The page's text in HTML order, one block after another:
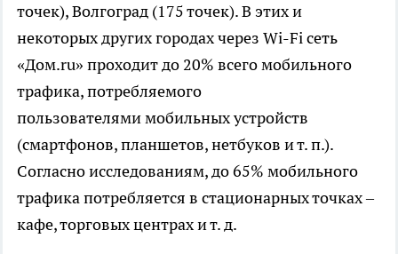
точек), Волгоград (175 точек). В этих и
некоторых других городах через Wi-Fi сеть
«Дом.ru» проходит до 20% всего мобильного
трафика, потребляемого
пользователями мобильных устройств
(смартфонов, планшетов, нетбуков и т. п.).
Согласно исследованиям, до 65% мобильного
трафика потребляется в стационарных точках –
кафе, торговых центрах и т. д.